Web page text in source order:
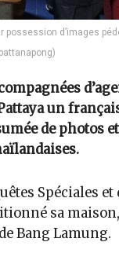
d’images
un
de photos
Spéciales et
sa
Bang Lamung.